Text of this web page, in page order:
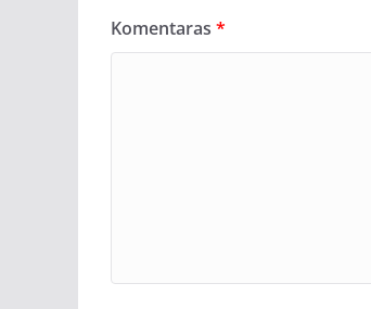
Komentaras *